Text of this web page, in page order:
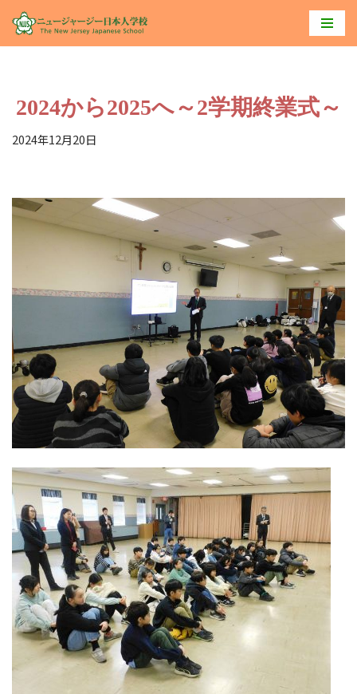
コ
ン
キ
ッ
2024から2025へ～2学期終業式～
2024年12月20日